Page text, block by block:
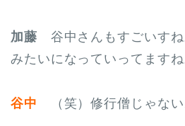
加藤 谷中さんもすごいす
みたいになっていってますね
谷中 （笑）修行僧じゃない